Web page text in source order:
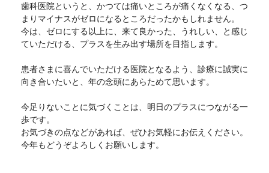
歯科医院というと、かつては痛いところが痛くなくなる、つ
まりマイナスがゼロになるところだったかもしれません。
今は、ゼロにする以上に、来て良かった、うれしい、と感じ
ていただける、プラスを生み出す場所を目指します。
患者さまに喜んでいただける医院となるよう、診療に誠実に
向き合いたいと、年の念頭にあらためて思います。
今足りないことに気づくことは、明日のプラスにつながる一
歩です。
お気づきの点などがあれば、ぜひお気軽にお伝えください。
今年もどうぞよろしくお願いします。